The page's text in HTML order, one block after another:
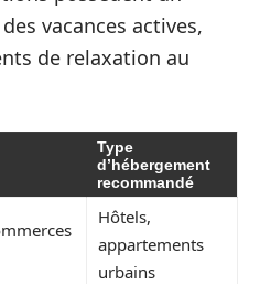
vacances actives,
de relaxation au
Type
d’hébergement
recommandé
Hôtels,
appartements
urbains